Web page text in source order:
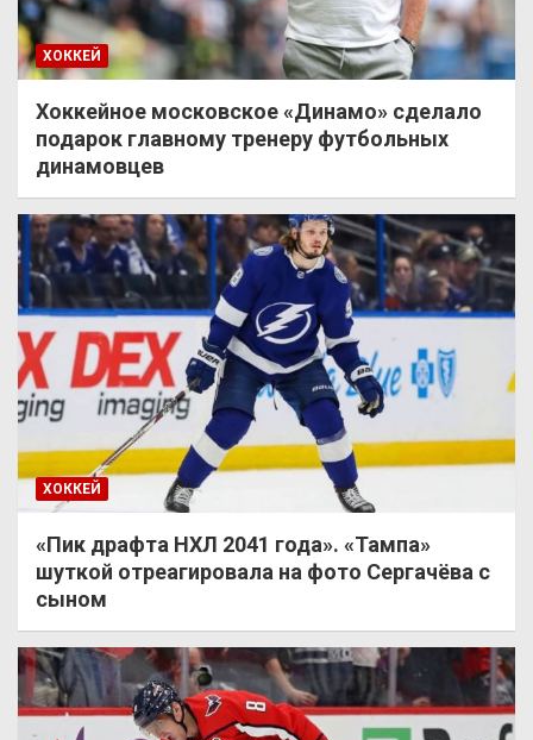
ХОККЕЙ
Хоккейное московское «Динамо» сделало
подарок главному тренеру футбольных
динамовцев
ХОККЕЙ
«Пик драфта НХЛ 2041 года». «Тампа»
шуткой отреагировала на фото Сергачёва с
сыном